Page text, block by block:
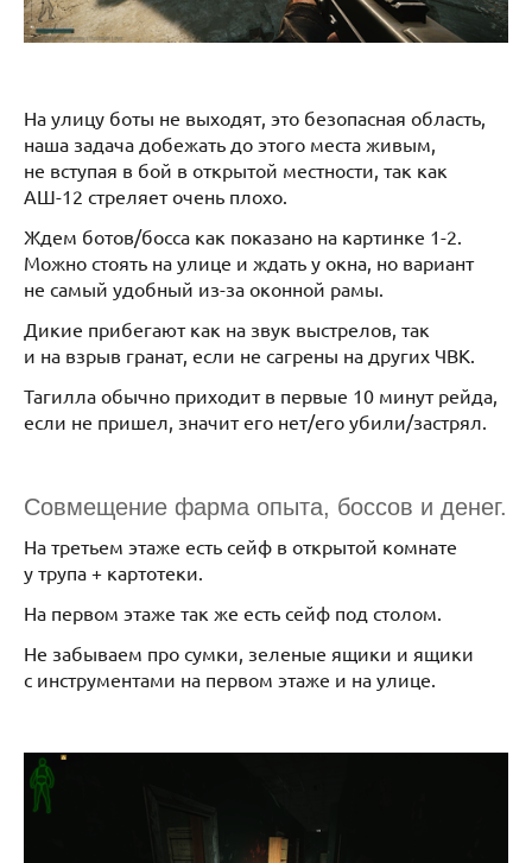
На улицу боты не выходят, это безопасная область,
наша задача добежать до этого места живым,
не вступая в бой в открытой местности, так как
АШ-12 стреляет очень плохо.
Ждем ботов/босса как показано на картинке 1-2.
Можно стоять на улице и ждать у окна, но вариант
не самый удобный из-за оконной рамы.
Дикие прибегают как на звук выстрелов, так
и на взрыв гранат, если не сагрены на других ЧВК.
Тагилла обычно приходит в первые 10 минут рейда,
если не пришел, значит его нет/его убили/застрял.
Совмещение фарма опыта, боссов и денег.
На третьем этаже есть сейф в открытой комнате
у трупа + картотеки.
На первом этаже так же есть сейф под столом.
Не забываем про сумки, зеленые ящики и ящики
с инструментами на первом этаже и на улице.